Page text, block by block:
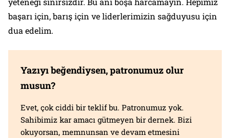
başarı için, barış için ve liderlerimizin sağduyusu için
dua edelim.
Yazıyı beğendiysen, patronumuz olur
musun?
Evet, çok ciddi bir teklif bu. Patronumuz yok.
Sahibimiz kar amacı gütmeyen bir dernek. Bizi
okuyorsan, memnunsan ve devam etmesini